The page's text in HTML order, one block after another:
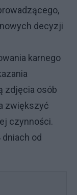
decyzji
karnego
zdjęcia osób
zwiększyć
czynności.
od